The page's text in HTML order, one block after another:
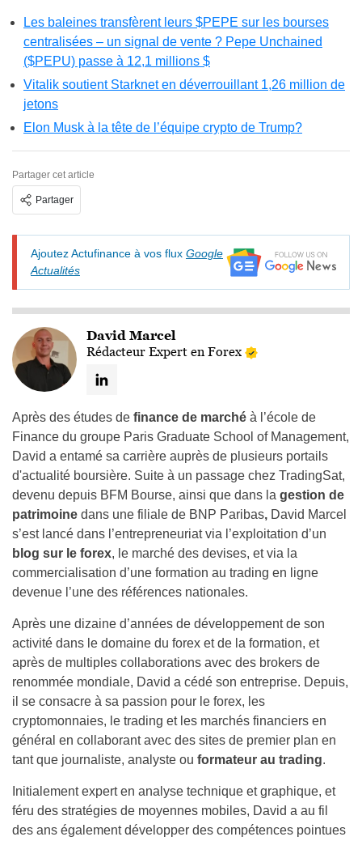
Les baleines transfèrent leurs $PEPE sur les bourses
centralisées – un signal de vente ? Pepe Unchained
($PEPU) passe à 12,1 millions $
Vitalik soutient Starknet en déverrouillant 1,26 million de
jetons
Elon Musk à la tête de l’équipe crypto de Trump?
Partager cet article
Partager
Ajoutez Actufinance à vos flux Google
Actualités
David Marcel
Rédacteur Expert en Forex
Après des études de finance de marché à l’école de
Finance du groupe Paris Graduate School of Management,
David a entamé sa carrière auprès de plusieurs portails
d'actualité boursière. Suite à un passage chez TradingSat,
devenu depuis BFM Bourse, ainsi que dans la gestion de
patrimoine dans une filiale de BNP Paribas, David Marcel
s’est lancé dans l’entrepreneuriat via l’exploitation d’un
blog sur le forex, le marché des devises, et via la
commercialisation d’une formation au trading en ligne
devenue l’une des références nationales.
Après une dizaine d’années de développement de son
activité dans le domaine du forex et de la formation, et
après de multiples collaborations avec des brokers de
renommée mondiale, David a cédé son entreprise. Depuis,
il se consacre à sa passion pour le forex, les
cryptomonnaies, le trading et les marchés financiers en
général en collaborant avec des sites de premier plan en
tant que journaliste, analyste ou formateur au trading.
Initialement expert en analyse technique et graphique, et
féru des stratégies de moyennes mobiles, David a au fil
des ans également développer des compétences pointues